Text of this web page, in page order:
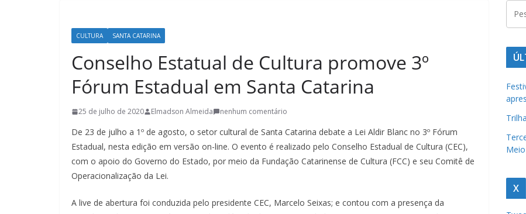
c
u
u
r
a
a
CULTURA SANTA CATARINA
Conselho Estatual de Cultura promove 3º
Fórum Estadual em Santa Catarina
25 de julho de 2020 Elmadson Almeida nenhum comentário
De 23 de julho a 1º de agosto, o setor cultural de Santa Catarina debate a Lei Aldir Blanc no 3º Fórum
Estadual, nesta edição em versão on-line. O evento é realizado pelo Conselho Estadual de Cultura (CEC),
com o apoio do Governo do Estado, por meio da Fundação Catarinense de Cultura (FCC) e seu Comitê de
Operacionalização da Lei.
A live de abertura foi conduzida pelo presidente CEC, Marcelo Seixas; e contou com a presença da
X